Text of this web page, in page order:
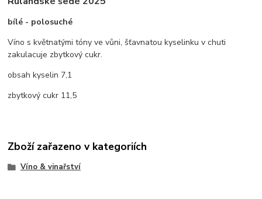
bílé - polosuché
Víno s květnatými tóny ve vůni, šťavnatou kyselinku v chuti
zakulacuje zbytkový cukr.
obsah kyselin 7,1
zbytkový cukr 11,5
Zboží zařazeno v kategoriích
Víno & vinařství